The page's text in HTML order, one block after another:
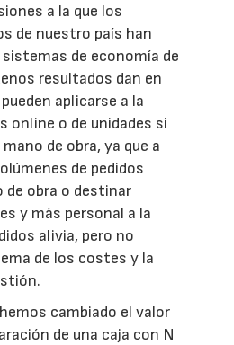
a la que los
de nuestro país han
de economía de
resultados dan en
aplicarse a la
online o de unidades si
de obra, ya que a
de pedidos
de obra o destinar
y más personal a la
alivia, pero no
de los costes y la
cambiado el valor
de una caja con N